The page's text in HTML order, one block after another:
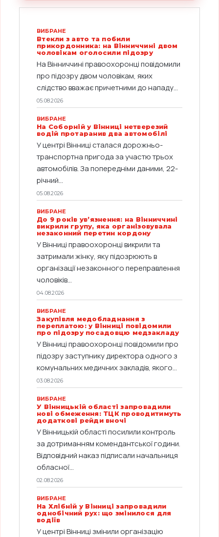
ВИБРАНЕ
Втекли з авто та побили
прикордонника: на Вінниччині двом
чоловікам оголосили підозру
На Вінниччині правоохоронці повідомили
про підозру двом чоловікам, яких
слідство вважає причетними до нападу...
05.08.2026
ВИБРАНЕ
На Соборній у Вінниці нетверезий
водій протаранив два автомобілі
У центрі Вінниці сталася дорожньо-
транспортна пригода за участю трьох
автомобілів. За попередніми даними, 22-
річний...
05.08.2026
ВИБРАНЕ
До 9 років ув’язнення: на Вінниччині
викрили групу, яка організовувала
незаконний перетин кордону
У Вінниці правоохоронці викрили та
затримали жінку, яку підозрюють в
організації незаконного переправлення
чоловіків...
04.08.2026
ВИБРАНЕ
Закупівля медобладнання з
переплатою: у Вінниці повідомили
про підозру посадовцю медзакладу
У Вінниці правоохоронці повідомили про
підозру заступнику директора одного з
комунальних медичних закладів, якого...
03.08.2026
ВИБРАНЕ
У Вінницькій області запровадили
нові обмеження: ТЦК проводитимуть
додаткові рейди вночі
У Вінницькій області посилили контроль
за дотриманням комендантської години.
Відповідний наказ підписали начальниця
обласної...
02.08.2026
ВИБРАНЕ
На Хлібній у Вінниці запровадили
однобічний рух: що змінилося для
водіїв
У центрі Вінниці змінили організацію